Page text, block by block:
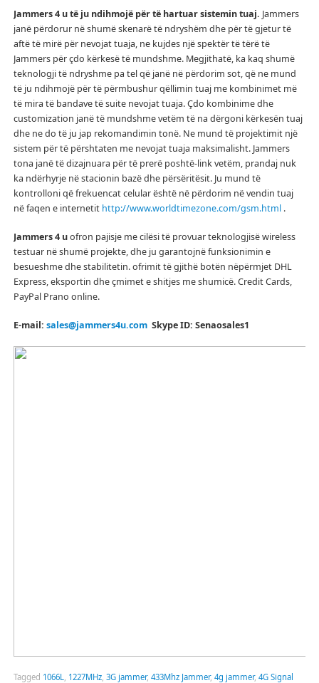
Jammers 4 u të ju ndihmojë për të hartuar sistemin tuaj. Jammers
janë përdorur në shumë skenarë të ndryshëm dhe për të gjetur të
aftë të mirë për nevojat tuaja, ne kujdes një spektër të tërë të
Jammers për çdo kërkesë të mundshme. Megjithatë, ka kaq shumë
teknologji të ndryshme pa tel që janë në përdorim sot, që ne mund
të ju ndihmojë për të përmbushur qëllimin tuaj me kombinimet më
të mira të bandave të suite nevojat tuaja.Çdo kombinime dhe
customization janë të mundshme vetëm të na dërgoni kërkesën tuaj
dhe ne do të ju jap rekomandimin tonë. Ne mund të projektimit një
sistem për të përshtaten me nevojat tuaja maksimalisht. Jammers
tona janë të dizajnuara për të prerë poshtë-link vetëm, prandaj nuk
ka ndërhyrje në stacionin bazë dhe përsëritësit. Ju mund të
kontrolloni që frekuencat celular është në përdorim në vendin tuaj
në faqen e internetit http://www.worldtimezone.com/gsm.html.
Jammers 4 uofron pajisje me cilësi të provuar teknologjisë wireless
testuar në shumë projekte, dhe ju garantojnë funksionimin e
besueshme dhe stabilitetin.ofrimit të gjithë botën nëpërmjet DHL
Express, eksportin dhe çmimet e shitjes me shumicë.Credit Cards,
PayPal Prano online.
E-mail: sales@jammers4u.com Skype ID: Senaosales1
Tagged 1066L 1227MHz, 3G jammer, 433Mhz Jammer, 4g jammer, 4G Signal